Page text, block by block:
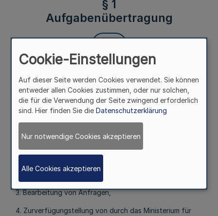
§ 1
Aufgabenübertragung
(1) Der NRW.BANK wird die Durchführung des Programms
Wiederaufbau NRW - Aufbauhilfe Unternehmen zur
ausschließlichen Wahrnehmung als Bewilligungsbehörde
1. Antragsprüfung, Bewilligung, Ablehnung,
Änderungsanträgen,
2. Verwendungsnachweisprüfung,
3. Bearbeitung von Anfragen,
4. Zurverfügungstellung von durch das Ministerium für
Cookie-Einstellungen
Auf dieser Seite werden Cookies verwendet. Sie können
entweder allen Cookies zustimmen, oder nur solchen,
die für die Verwendung der Seite zwingend erforderlich
sind. Hier finden Sie die Datenschutzerklärung
Nur notwendige Cookies akzeptieren
Alle Cookies akzeptieren